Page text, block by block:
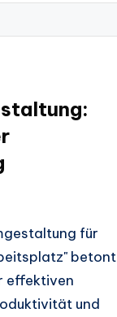
für
betont
effektiven
und